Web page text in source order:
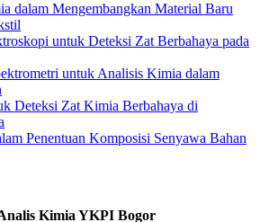
dalam Mengembangkan Material Baru
untuk Deteksi Zat Berbahaya pada
untuk Analisis Kimia dalam
Deteksi Zat Kimia Berbahaya di
Penentuan Komposisi Senyawa Bahan
Kimia YKPI Bogor